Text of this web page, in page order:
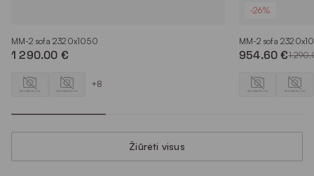
MM-2 sofa 2320x1050
1 290.00 €
+8
-26%
MM-2 sofa
954.60 €1
Žiūrėti visus